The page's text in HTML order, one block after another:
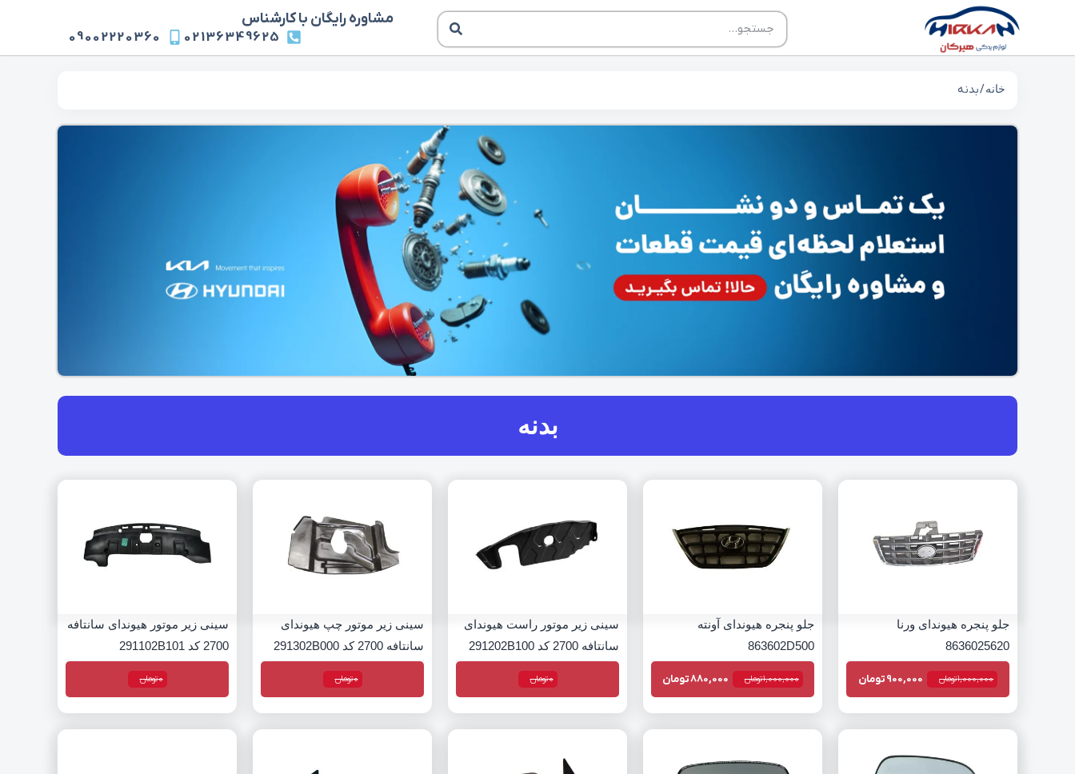
مشاوره رایگان با کارشناس
02136349625
09002220360
خانه/ بدنه
بدنه
جلو پنجره هیوندای ورنا
8636025620
1,000,000تومان 900,000تومان
جلو پنجره هیوندای آونته
863602D500
1,000,000تومان 880,000تومان
سینی زیر موتور راست هیوندای
سانتافه 2700 کد 291202B100
0تومان
سینی زیر موتور چپ هیوندای
سانتافه 2700 کد 291302B000
0تومان
سینی زیر موتور هیوندای سانتافه
2700 کد 291102B101
0تومان